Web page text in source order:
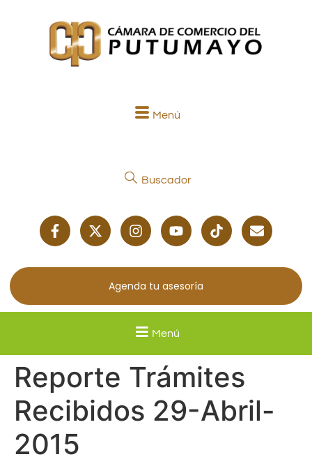
Menú
Buscador
Agenda tu asesoría
Menú
Reporte Trámites
Recibidos 29-Abril-
2015